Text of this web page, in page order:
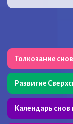
Толкование
Развитие
Календарь